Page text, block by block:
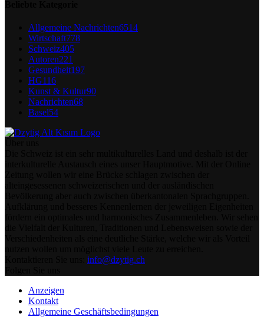
Allgemeine Nachrichten6514
Wirtschaft778
Schweiz405
Autoren221
Gesundheit197
HG116
Kunst & Kultur90
Nachrichten68
Basel54
info@dzytig.ch
Anzeigen
Kontakt
Allgemeine Geschäftsbedingungen